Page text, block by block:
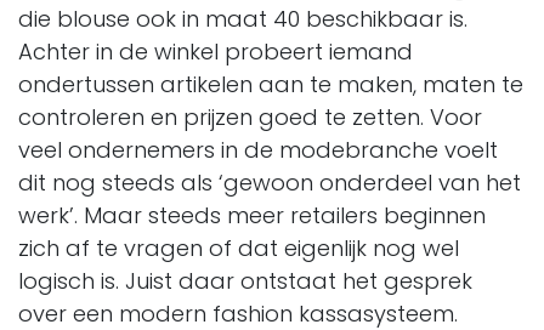
die blouse ook in maat 40 beschikbaar is.
Achter in de winkel probeert iemand
ondertussen artikelen aan te maken, maten te
controleren en prijzen goed te zetten. Voor
veel ondernemers in de modebranche voelt
dit nog steeds als ‘gewoon onderdeel van het
werk’. Maar steeds meer retailers beginnen
zich af te vragen of dat eigenlijk nog wel
logisch is. Juist daar ontstaat het gesprek
over een modern fashion kassasysteem.